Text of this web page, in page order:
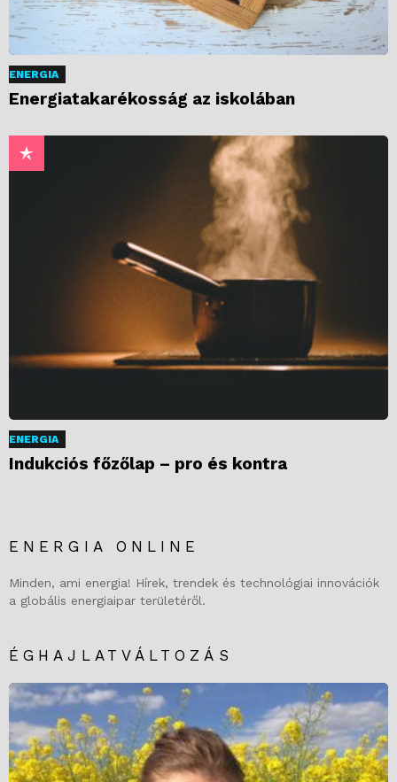
ENERGIA
Energiatakarékosság az iskolában
ENERGIA
Indukciós főzőlap – pro és kontra
ENERGIA ONLINE
Minden, ami energia! Hírek, trendek és technológiai innovációk
a globális energiaipar területéről.
ÉGHAJLATVÁLTOZÁS